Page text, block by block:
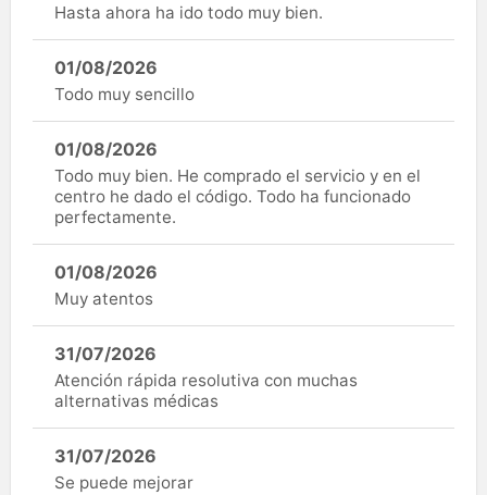
Hasta ahora ha ido todo muy bien.
01/08/2026
Todo muy sencillo
01/08/2026
Todo muy bien. He comprado el servicio y en el
centro he dado el código. Todo ha funcionado
perfectamente.
01/08/2026
Muy atentos
31/07/2026
Atención rápida resolutiva con muchas
alternativas médicas
31/07/2026
Se puede mejorar